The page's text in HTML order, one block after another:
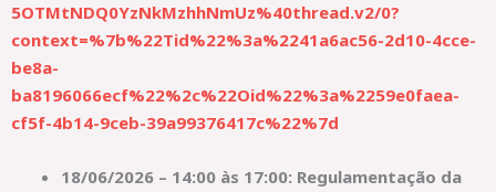
5OTMtNDQ0YzNkMzhhNmUz%40thread.v2/0?
context=%7b%22Tid%22%3a%2241a6ac56-2d10-4cce-
be8a-
ba8196066ecf%22%2c%22Oid%22%3a%2259e0faea-
cf5f-4b14-9ceb-39a99376417c%22%7d
18/06/2026 – 14:00 às 17:00: Regulamentação da